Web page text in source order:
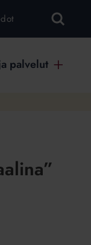
palvelut